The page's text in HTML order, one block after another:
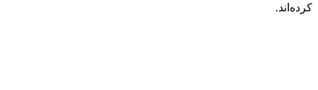
کرده‌اند.